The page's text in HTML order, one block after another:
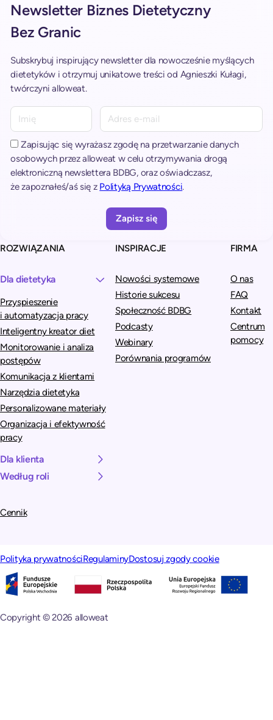
ROZWIĄZANIA
Dla dietetyka
Przyspieszenie
i automatyzacja pracy
Inteligentny kreator diet
Monitorowanie i analiza
postępów
Komunikacja z klientami
Narzędzia dietetyka
Personalizowane materiały
Organizacja i efektywność
pracy
Dla klienta
Według roli
Cennik
INSPIRACJE
Nowości systemowe
Historie sukcesu
Społeczność BDBG
Podcasty
Webinary
Porównania programów
FIRMA
O nas
FAQ
Kontakt
Centrum
pomocy
Newsletter Biznes Dietetyczny
Bez Granic
Subskrybuj inspirujący newsletter dla nowocześnie myślących
dietetyków i otrzymuj unikatowe treści od Agnieszki Kułagi,
twórczyni alloweat.
Zapisując się wyrażasz zgodę na przetwarzanie danych
osobowych przez alloweat w celu otrzymywania drogą
elektroniczną newslettera BDBG, oraz oświadczasz,
że zapoznałeś/aś się z Polityką Prywatności.
A
l
t
e
r
n
e
Copyright © 2026 alloweat
Polityka prywatnościRegulaminyDostosuj zgody cookie